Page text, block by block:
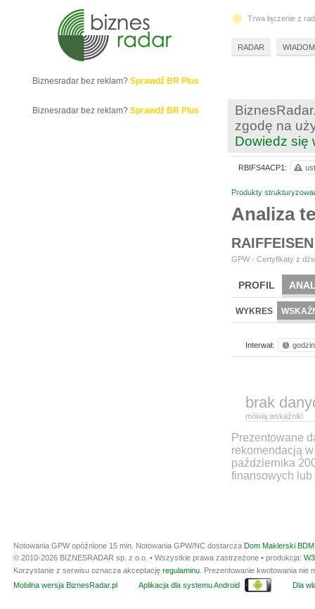
zgodę na
Dowiedz się
Produkty
Analiza
GPW - Certyfikaty z
PROFIL
WYKRES
Interwał:
brak
mówią wskaźniki
Prezentowane
rekomendacją
października
finansowych lub
RBIFS4ACP1:
Biznesradar bez reklam? Sprawdź BR Plus
Biznesradar bez reklam? Sprawdź BR Plus
Trwa łączenie z
RADAR
Notowania GPW opóźnione 15 min. Notowania GPW/NC dostarcza Dom Maklerski
© 2010-2026 BIZNESRADAR sp. z o.o. • Wszystkie prawa zastrzeżone • produkcja:
Korzystanie z serwisu oznacza akceptację regulaminu . Prezentowanie kwotowania
Mobilna wersja BiznesRadar.pl
Aplikacja dla systemu Android Dla